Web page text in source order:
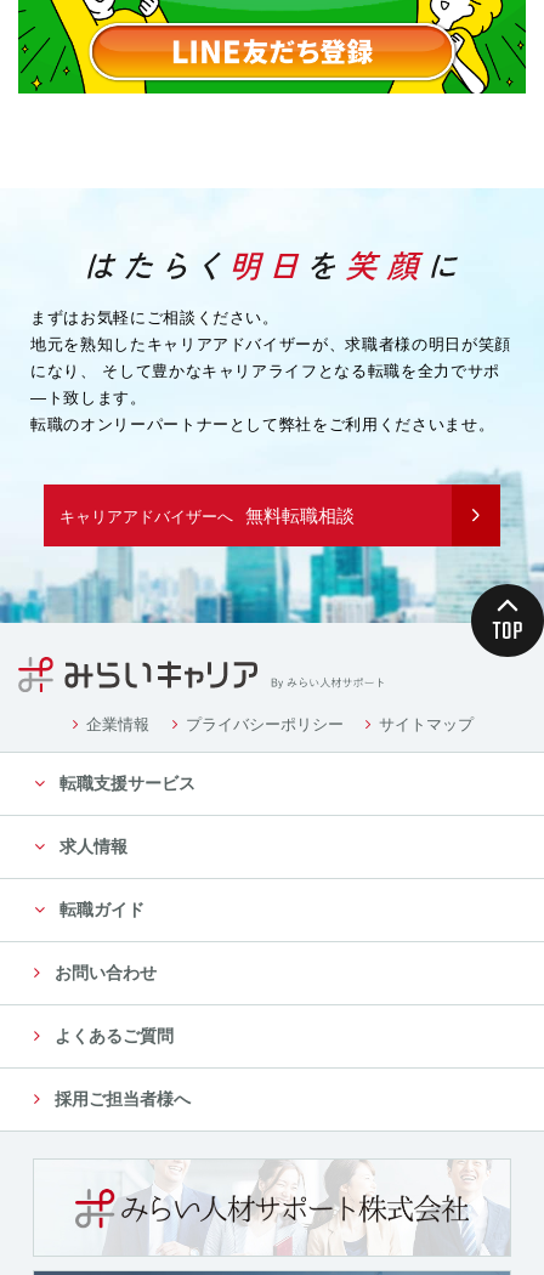
まずはお気軽にご相談ください。
地元を熟知したキャリアアドバイザーが、求職者様の明日が笑顔
になり、
そして豊かなキャリアライフとなる転職を全力でサポ
―ト致します。
転職のオンリーパートナーとして弊社をご利用くださいませ。
キャリアアドバイザーへ 無料転職相談
企業情報 プライバシーポリシー サイトマップ
転職支援サービス
求人情報
転職ガイド
お問い合わせ
よくあるご質問
採用ご担当者様へ